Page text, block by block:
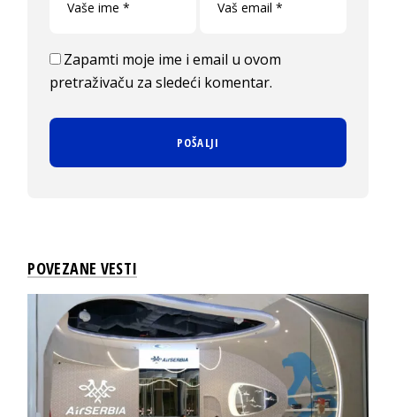
Zapamti moje ime i email u ovom
pretraživaču za sledeći komentar.
POVEZANE VESTI